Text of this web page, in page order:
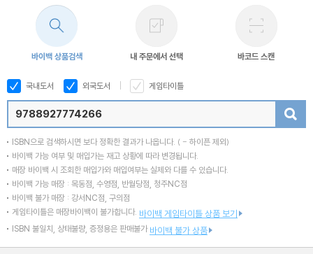
바이백 상품검색 내 주문에서 선택 바코드 스캔
국내도서 외국도서 게임타이틀
ISBN으로 검색하시면 보다 정확한 결과가 나옵니다. ( - 하이픈 제외)
바이백 가능 여부 및 매입가는 재고 상황에 따라 변경됩니다.
매장 바이백 시 조회한 매입가와 매입여부는 실제와 다를 수 있습니다.
바이백 가능 매장 : 목동점, 수영점, 반월당점, 청주NC점
바이백 불가 매장 : 강서NC점, 구의점
게임타이틀은 매장바이백이 불가합니다. 바이백 게임타이틀 상품 보기
ISBN 불일치, 상태불량, 증정용은 판매불가 바이백 불가 상품